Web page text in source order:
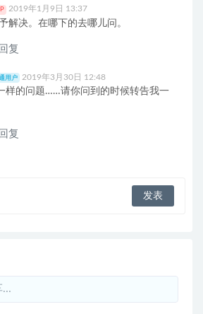
2019年1月9日 13:37
解决。在哪下的去哪儿问。
复
用户 2019年3月30日 12:48
样的问题……请你问到的时候转告我一
复